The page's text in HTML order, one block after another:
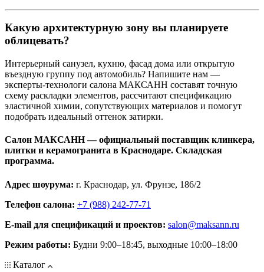
Какую архитектурную зону вы планируете
облицевать?
Интерьерный санузел, кухню, фасад дома или открытую
въездную группу под автомобиль? Напишите нам —
эксперты‑технологи салона МАКСАНН составят точную
схему раскладки элементов, рассчитают спецификацию
эластичной химии, сопутствующих материалов и помогут
подобрать идеальный оттенок затирки.
Салон МАКСАНН — официальный поставщик клинкера,
плитки и керамогранита в Краснодаре. Складская
программа.
Адрес шоурума: г. Краснодар, ул. Фрунзе, 186/2
Телефон салона: +7 (988) 242-77-71
E‑mail для спецификаций и проектов: salon@maksann.ru
Режим работы: Будни 9:00–18:45, выходные 10:00–18:00
Каталог